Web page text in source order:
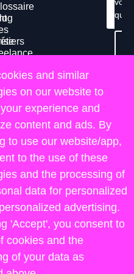
droits réservés.
Lemon&Joy
and similar
on our website to
experience and
content and ads. By
to use our website/app,
to the use of these
and the processing of
data for personalized
advertising.
'Accept', you consent to
cookies and the
of your data as